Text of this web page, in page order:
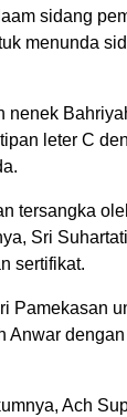
sidang
menunda
nenek
leter C
tersangka
Sri
sertifikat.
Pamekasan
Anwar
Ach